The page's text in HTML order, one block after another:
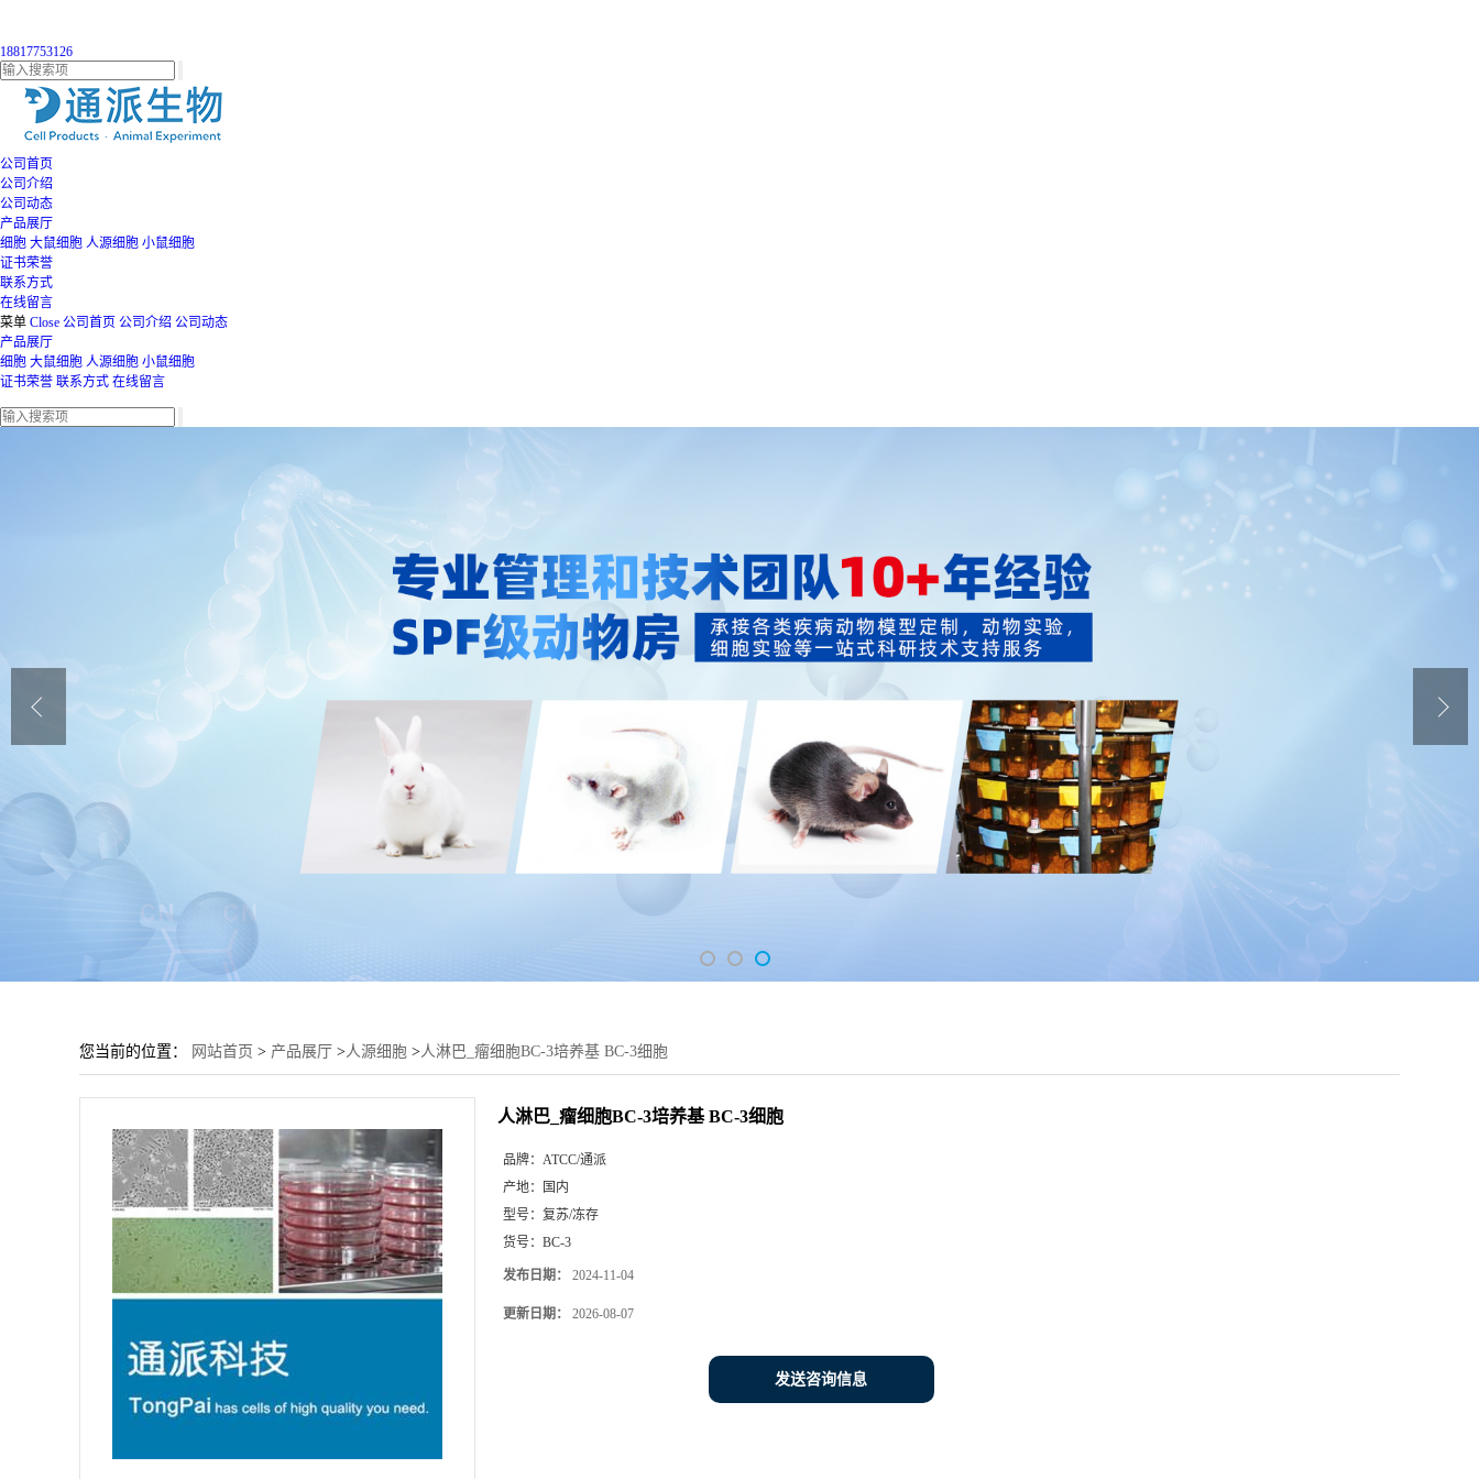
18817753126
公司首页
公司介绍
公司动态
产品展厅
细胞 大鼠细胞 人源细胞 小鼠细胞
证书荣誉
联系方式
在线留言
菜单 Close 公司首页 公司介绍 公司动态
产品展厅
细胞 大鼠细胞 人源细胞 小鼠细胞
证书荣誉 联系方式 在线留言
您当前的位置： 网站首页 > 产品展厅 >人源细胞 >人淋巴_瘤细胞BC-3培养基 BC-3细胞
人淋巴_瘤细胞BC-3培养基 BC-3细胞
品牌： ATCC/通派
产地：
国内
型号： 复苏/冻存
货号： BC-3
发布日期： 2024-11-04
更新日期： 2026-08-07
发送咨询信息